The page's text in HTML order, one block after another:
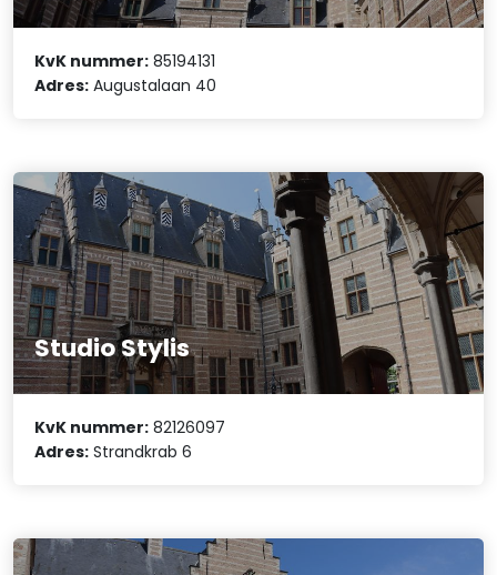
KvK nummer: 85194131
Adres: Augustalaan 40
Studio Stylis
KvK nummer: 82126097
Adres: Strandkrab 6